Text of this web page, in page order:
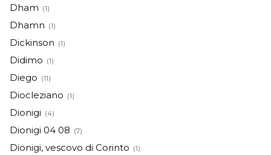
Dham (1)
Dhamn (1)
Dickinson (1)
Didimo (1)
Diego (11)
Diocleziano (1)
Dionigi (4)
Dionigi 04 08 (7)
Dionigi, vescovo di Corinto (1)